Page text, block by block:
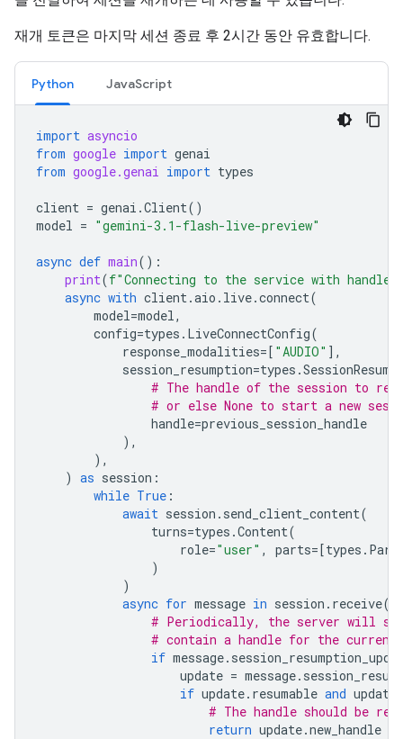
재개 토큰은 마지막 세션 종료 후 2시간 동안 유효합니다.
Python JavaScript
import asyncio
from google import genai
from google.genai import types
client = genai .Client()
model = "gemini-3.1-flash-live-preview"
async def main():
print(f"Connecting to the service with handle
async with client.aio . live.connect(
model=model,
config=types . LiveConnectConfig(
response_modalities=[ "AUDIO" ],
session_resumption=types .
# The handle of the session to
# or else None to start a new
handle=previous_session_handle
),
),
) as session :
while True :
await session . send_client_content(
turns=types .Content(
role="user" , parts=[types . Part
)
)
async for message in session . receive
# Periodically, the server will send
# contain a handle for the
if message.
update = message.
if update. resumable and update
# The handle should be
return update.new_handle